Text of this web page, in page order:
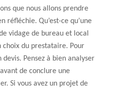
que nous allons prendre
réfléchie. Qu’est-ce qu’une
vidage de bureau et local
choix du prestataire. Pour
Pensez à bien analyser
de conclure une
Si vous avez un projet de